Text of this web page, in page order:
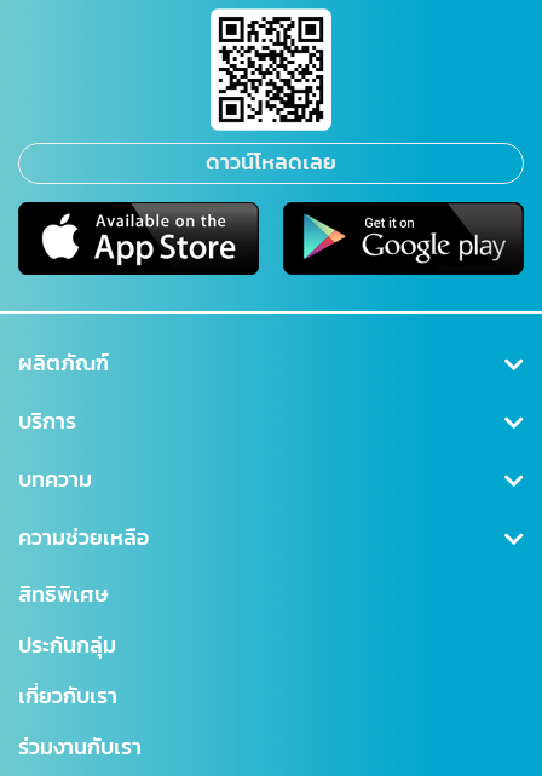
ดาวน์โหลดเลย
ผลิตภัณฑ์
คุ้มครองสุขภาพ
คุ้มครองอุบัติเหตุ
ประกันชีวิตควบการลงทุน
บริการ
สมัครสมาชิก/เข้าสู่ระบบ
การเรียกร้องค่าสินไหม
การเปลี่ยนแปลงกรมธรรม์
บริการอื่นๆ
บทความ
ข่าวสาร CSR
ความช่วยเหลือ
สำนักงานใหญ่
สาขาไทยสมุทร
แผนผังเว็บไซต์
สิทธิพิเศษ
ประกันกลุ่ม
เกี่ยวกับเรา
ร่วมงานกับเรา